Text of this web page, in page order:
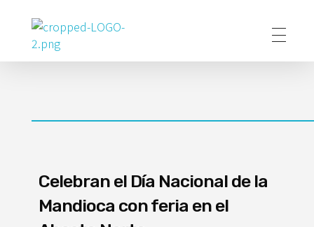
Poder Agropecuario
Celebran el Día Nacional de la
Mandioca con feria en el